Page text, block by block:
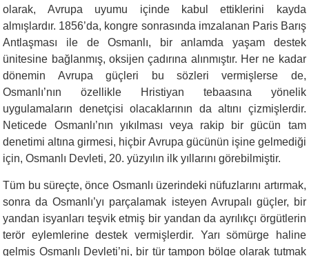
olarak, Avrupa uyumu içinde kabul ettiklerini kayda
almışlardır. 1856’da, kongre sonrasında imzalanan Paris Barış
Antlaşması ile de Osmanlı, bir anlamda yaşam destek
ünitesine bağlanmış, oksijen çadırına alınmıştır. Her ne kadar
dönemin Avrupa güçleri bu sözleri vermişlerse de,
Osmanlı’nın özellikle Hristiyan tebaasına yönelik
uygulamaların denetçisi olacaklarının da altını çizmişlerdir.
Neticede Osmanlı’nın yıkılması veya rakip bir gücün tam
denetimi altına girmesi, hiçbir Avrupa gücünün işine gelmediği
için, Osmanlı Devleti, 20. yüzyılın ilk yıllarını görebilmiştir.
Tüm bu süreçte, önce Osmanlı üzerindeki nüfuzlarını artırmak,
sonra da Osmanlı’yı parçalamak isteyen Avrupalı güçler, bir
yandan isyanları teşvik etmiş bir yandan da ayrılıkçı örgütlerin
terör eylemlerine destek vermişlerdir. Yarı sömürge haline
gelmiş Osmanlı Devleti’ni, bir tür tampon bölge olarak tutmak